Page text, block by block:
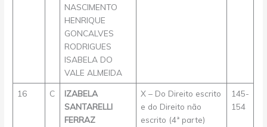
NASCIMENTO
HENRIQUE
GONCALVES
RODRIGUES
ISABELA DO
VALE ALMEIDA
16 C
IZABELA
SANTARELLI
FERRAZ
X – Do Direito escrito
e do Direito não
escrito (4ª parte)
145-
154